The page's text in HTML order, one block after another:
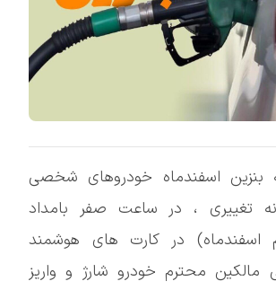
بنزین اسفندماه خودروهای شخصی
تغییری ، در ساعت صفر بامداد
اسفندماه) در کارت های هوشمند
محترم خودرو شارژ و واریز